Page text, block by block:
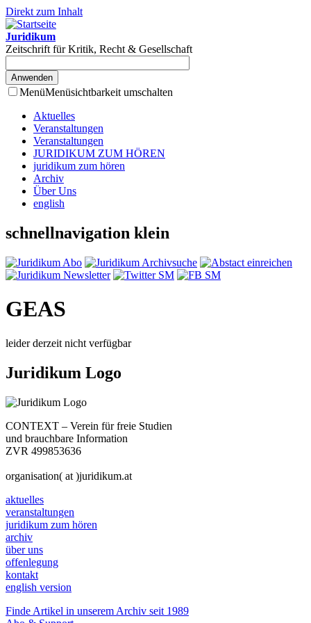
Direkt zum Inhalt
Juridikum
Zeitschrift für Kritik, Recht & Gesellschaft
MenüMenüsichtbarkeit umschalten
Aktuelles
Veranstaltungen
Veranstaltungen
JURIDIKUM ZUM HÖREN
juridikum zum hören
Archiv
Über Uns
english
schnellnavigation klein
GEAS
leider derzeit nicht verfügbar
Juridikum Logo
CONTEXT – Verein für freie Studien
und brauchbare Information
ZVR 499853636
organisation( at )juridikum.at
aktuelles
veranstaltungen
juridikum zum hören
archiv
über uns
offenlegung
kontakt
english version
Finde Artikel in unserem Archiv seit 1989